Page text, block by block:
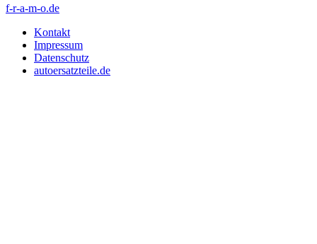
f-r-a-m-o.de
Kontakt
Impressum
Datenschutz
autoersatzteile.de